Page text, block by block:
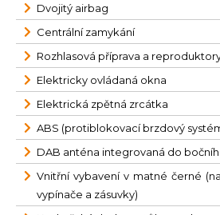
Dvojitý airbag
Centrální zamykání
Rozhlasová příprava a
Elektricky ovládaná okna
Elektrická zpětná zrcátka
ABS (protiblokovací brzdový
DAB anténa integrovaná do
Vnitřní vybavení v matné černé
vypínače a zásuvky)